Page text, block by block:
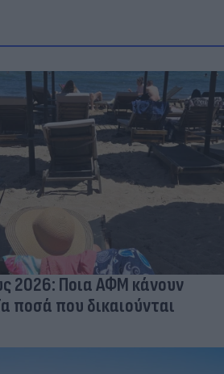
2026: Ποια ΑΦΜ κάνουν
ποσά που δικαιούνται